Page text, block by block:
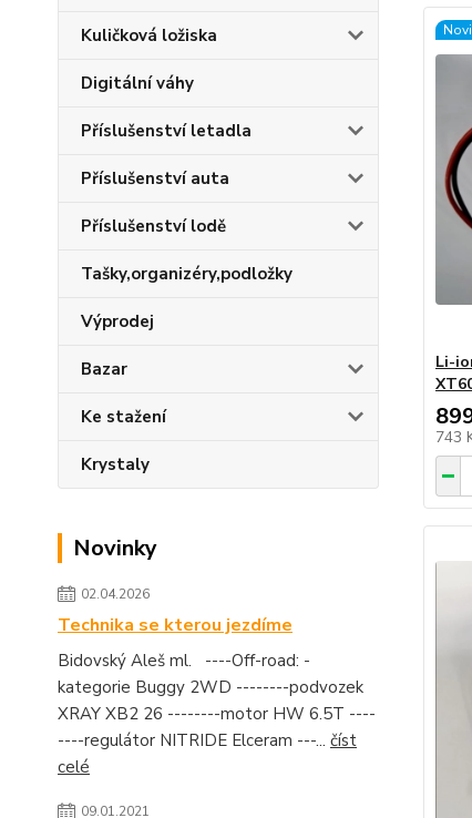
Kuličková ložiska
Digitální váhy
Příslušenství letadla
Příslušenství auta
Příslušenství lodě
Tašky,organizéry,podložky
Výprodej
Bazar
Ke stažení
Krystaly
Novinky
02.04.2026
Technika se kterou jezdíme
Bidovský Aleš ml. ----Off-road: -
kategorie Buggy 2WD --------podvozek
XRAY XB2 26 --------motor HW 6.5T ----
----regulátor NITRIDE Elceram ---... číst
celé
09.01.2021
Li-
743